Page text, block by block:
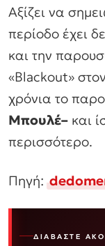
Αξίζει να
περίοδο έχει
και την
«Blackout»
χρόνια το
Μπουλέ– και
περισσότερο.
Πηγή:
ΔΙΑΒΆΣΤΕ